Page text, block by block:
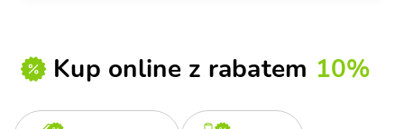
Kup online z rabatem 10%